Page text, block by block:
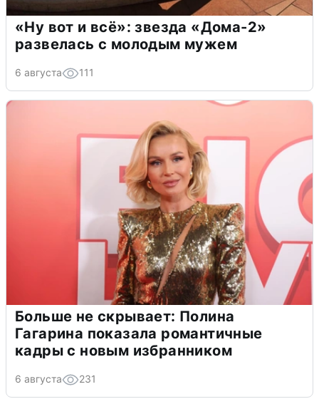
«Ну вот и всё»: звезда «Дома-2»
развелась с молодым мужем
6 августа 111
Больше не скрывает: Полина
Гагарина показала романтичные
кадры с новым избранником
6 августа 231